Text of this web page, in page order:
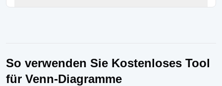
So verwenden Sie Kostenloses Tool
für Venn-Diagramme